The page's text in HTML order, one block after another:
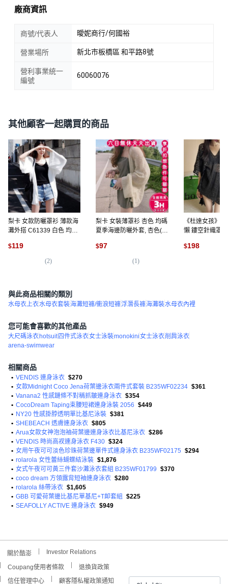
廠商資訊
商號/代表人 曖妮商行/何國裕
營業場所 新北市板橋區 和平路8號
營利事業統一
編號
60060076
其他顧客一起購買的商品
梨卡 女款防曬罩衫 薄款海
灘外搭 C61339 白色 均碼,
現貨馬上出貨
$119
(2)
梨卡 女裝薄罩衫 杏色 均碼
夏季海邊防曬外套, 杏色(均
$97
(1)
《杜達女孩》
懶 鏤空針織罩
罩衫, 黑色
$198
與此商品相關的類別
水母衣上衣水母衣套裝海灘短褲/衝浪短褲浮潛長褲海灘裝水母衣內裡
您可能會喜歡的其他產品
大尺碼泳衣 hotsuit 四件式泳衣女士泳裝monokini女士泳衣削肩泳衣
arena-swimwear
相關商品
• VENDIS 連身泳衣 $270
• 女款Midnight Coco Jena荷葉邊泳衣兩件式套裝 B235WF02234 $361
• Vanana2 性感鏈條不對稱抓皺連身泳衣 $354
• CocoDream Taping束腰短裙連身泳裝 2056 $449
• NY20 性感掛脖透明單比基尼泳裝 $381
• SHEBEACH 透膚連身泳衣 $805
• Arua女款女神泡泡袖荷葉邊連身泳衣比基尼泳衣 $286
• VENDIS 時尚高衩連身泳衣 F430 $324
• 女用午夜可可淡色珍珠荷葉邊單件式連身泳衣 B235WF02175 $294
• rolarola 女性蕾絲蝴蝶結泳裝 $1,876
• 女式午夜可可黃三件套沙灘泳衣套組 B235WF01799 $370
• coco dream 方領露背短袖連身泳衣 $280
• rolarola 絲帶泳衣 $1,605
• GBB 可愛荷葉邊比基尼單基尼+T卹套組
$225
• SEAFOLLY ACTIVE 連身泳衣 $949
關於酷澎 Investor Relations
Coupang使用者條款
退換貨政策
信任管理中心
顧客隱私權政策通知